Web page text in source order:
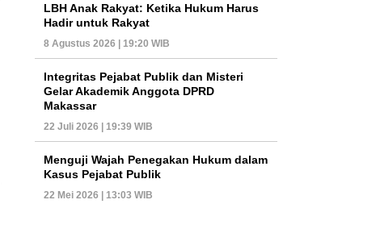
LBH Anak Rakyat: Ketika Hukum Harus
Hadir untuk Rakyat
8 Agustus 2026 | 19:20 WIB
Integritas Pejabat Publik dan Misteri
Gelar Akademik Anggota DPRD
Makassar
22 Juli 2026 | 19:39 WIB
Menguji Wajah Penegakan Hukum dalam
Kasus Pejabat Publik
22 Mei 2026 | 13:03 WIB